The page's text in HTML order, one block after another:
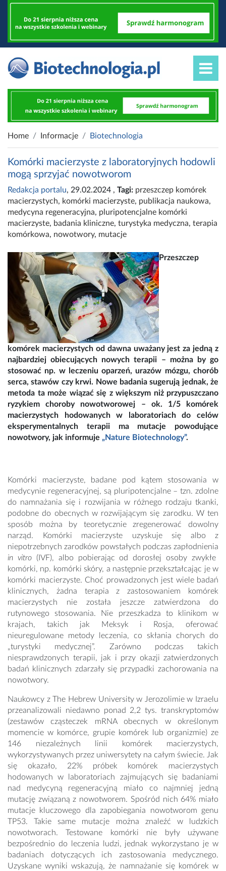
Home Informacje Biotechnologia
Komórki macierzyste z laboratoryjnych hodowli
mogą sprzyjać nowotworom
Redakcja portalu, 29.02.2024 , Tagi: przeszczep komórek
macierzystych, komórki macierzyste, publikacja naukowa,
medycyna regeneracyjna, pluripotencjalne komórki
macierzyste, badania kliniczne, turystyka medyczna, terapia
komórkowa, nowotwory, mutacje
Przeszczep
komórek macierzystych od dawna uważany jest za jedną z
najbardziej obiecujących nowych terapii – można by go
stosować np. w leczeniu oparzeń, urazów mózgu, chorób
serca, stawów czy krwi. Nowe badania sugerują jednak, że
metoda ta może wiązać się z większym niż przypuszczano
ryzykiem choroby nowotworowej – ok. 1/5 komórek
macierzystych hodowanych w laboratoriach do celów
eksperymentalnych terapii ma mutacje powodujące
nowotwory, jak informuje „Nature Biotechnology”.
Komórki macierzyste, badane pod kątem stosowania w
medycynie regeneracyjnej, są pluripotencjalne – tzn. zdolne
do namnażania się i rozwijania w różnego rodzaju tkanki,
podobne do obecnych w rozwijającym się zarodku. W ten
sposób można by teoretycznie zregenerować dowolny
narząd. Komórki macierzyste uzyskuje się albo z
niepotrzebnych zarodków powstałych podczas zapłodnienia
in vitro(IVF), albo pobierając od dorosłej osoby zwykłe
komórki, np. komórki skóry, a następnie przekształcając je w
komórki macierzyste. Choć prowadzonych jest wiele badań
klinicznych, żadna terapia z zastosowaniem komórek
macierzystych nie została jeszcze zatwierdzona do
rutynowego stosowania. Nie przeszkadza to klinikom w
krajach, takich jak Meksyk i Rosja, oferować
nieuregulowane metody leczenia, co skłania chorych do
„turystyki medycznej”. Zarówno podczas takich
niesprawdzonych terapii, jak i przy okazji zatwierdzonych
badań klinicznych zdarzały się przypadki zachorowania na
nowotwory.
Naukowcy z The Hebrew University w Jerozolimie w Izraelu
przeanalizowali niedawno ponad 2,2 tys. transkryptomów
(zestawów cząsteczek mRNA obecnych w określonym
momencie w komórce, grupie komórek lub organizmie) ze
146 niezależnych linii komórek macierzystych,
wykorzystywanych przez uniwersytety na całym świecie. Jak
się okazało, 22% próbek komórek macierzystych
hodowanych w laboratoriach zajmujących się badaniami
nad medycyną regeneracyjną miało co najmniej jedną
mutację związaną z nowotworem. Spośród nich 64% miało
mutacje kluczowego dla zapobiegania nowotworom genu
TP53. Takie same mutacje można znaleźć w ludzkich
nowotworach. Testowane komórki nie były używane
bezpośrednio do leczenia ludzi, jednak wykorzystano je w
badaniach dotyczących ich zastosowania medycznego.
Uzyskane wyniki wskazują, że namnażanie się komórek w